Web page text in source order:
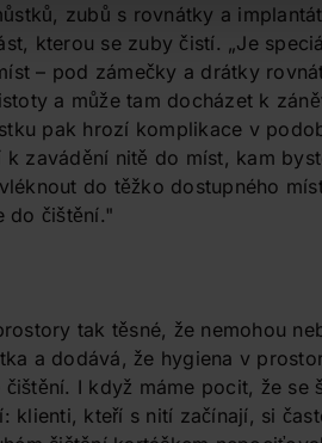
zubů s rovnátky a
kterou se zuby čistí. „Je
– pod zámečky a drátky
a může tam docházet k
pak hrozí komplikace v
zavádění nitě do míst, kam
do těžko dostupného
do čištění."
tak těsné, že nemohou
a dodává, že hygiena v
I když máme pocit, že se
klienti, kteří s nití začínají, si